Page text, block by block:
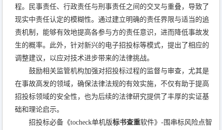
程。民事责任、行政责任与刑事责任之间的交叉与重叠，导致了
现实中责任认定的模糊性。通过建立明确的责任界限与适当的追
责机制，能够有效地提高各参与方的责任意识，进而降低事故发
生的概率。此外，针对新兴的电子招投标等模式，提出了相应的
调整建议，以应对技术进步带来的法律挑战。
鼓励相关监管机构加强对招投标过程的监督与审查，尤其是
在事故高发的领域，确保法律法规的有效实施，不仅有助于提高
招投标领域的安全性，也为后续的法律研究提供了丰厚的实证基
础和理论启示。
招投标必备《tocheck单机版标书查重软件》-围串标风险点智